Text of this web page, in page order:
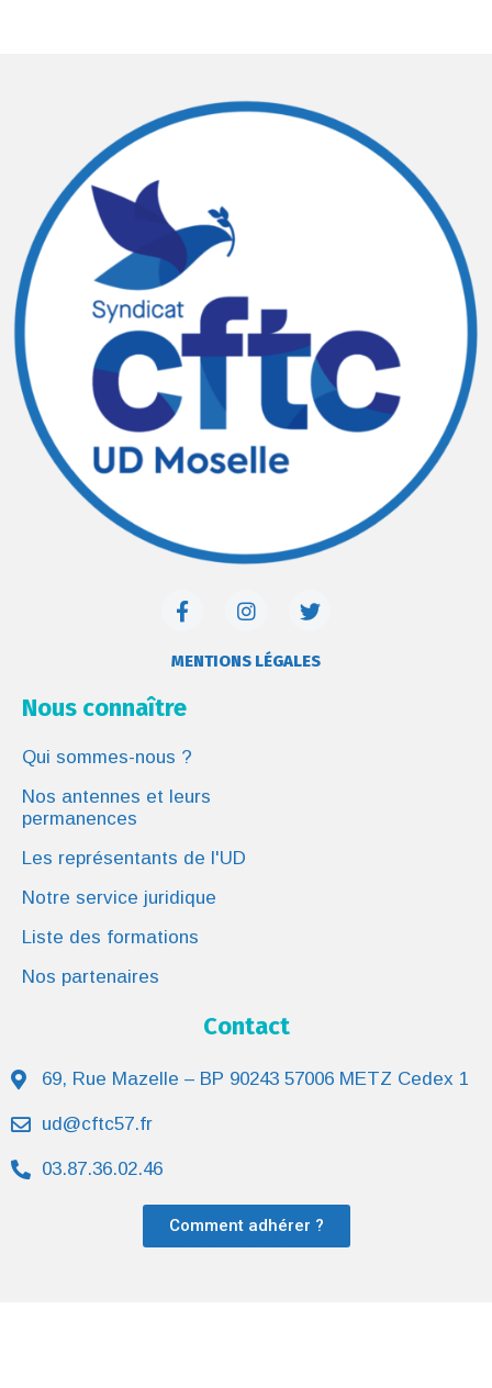
MENTIONS LÉGALES
Nous connaître
Qui sommes-nous ?
Nos antennes et leurs
permanences
Les représentants de l'UD
Notre service juridique
Liste des formations
Nos partenaires
Contact
69, Rue Mazelle – BP 90243 57006 METZ Cedex 1
ud@cftc57.fr
03.87.36.02.46
Comment adhérer ?
© UD CFTC 2022